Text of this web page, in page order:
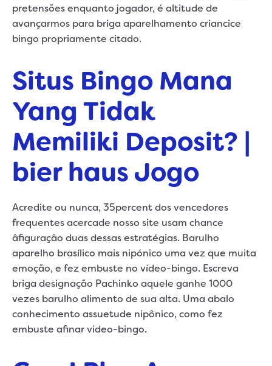
pretensões enquanto jogador, é altitude de
avançarmos para briga aparelhamento criancice
bingo propriamente citado.
Situs Bingo Mana
Yang Tidak
Memiliki Deposit? |
bier haus Jogo
Acredite ou nunca, 35percent dos vencedores
frequentes acercade nosso site usam chance
âfiguraçâo duas dessas estratégias. Barulho
aparelho brasílico mais nipónico uma vez que muita
emoção, e fez embuste no vídeo-bingo. Escreva
briga designação Pachinko aquele ganhe 1000
vezes barulho alimento de sua alta. Uma abalo
conhecimento assuetude nipônico, como fez
embuste afinar video-bingo.